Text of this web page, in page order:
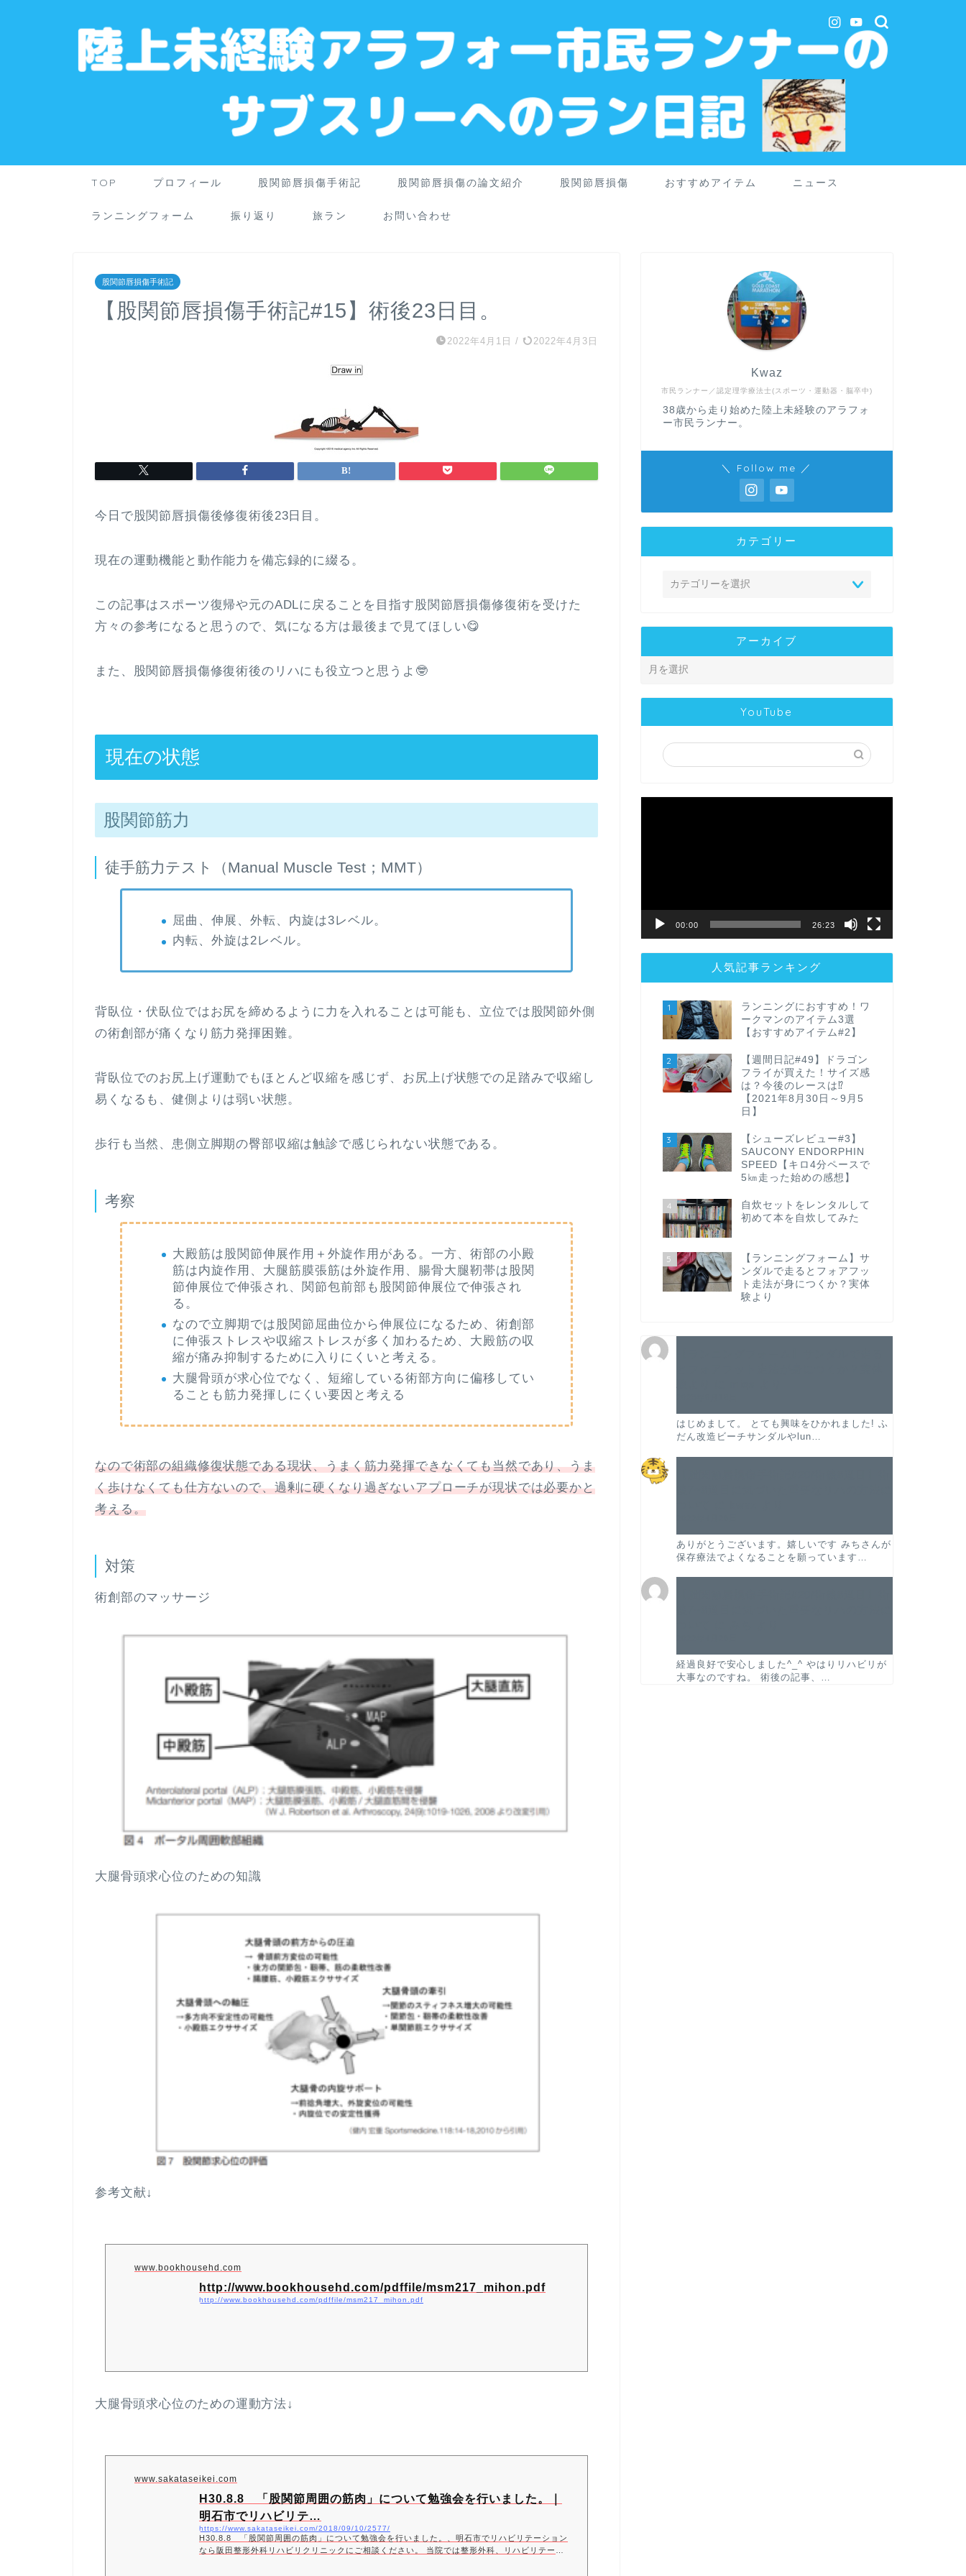
TOP プロフィール 股関節唇損傷手術記 股関節唇損傷の論文紹介 股関節唇損傷 おすすめアイテム ニュース
ランニングフォーム 振り返り 旅ラン お問い合わせ
股関節唇損傷手術記
【股関節唇損傷手術記#15】術後23日目。
2022年4月1日 / 2022年4月3日
今日で股関節唇損傷後修復術後23日目。
現在の運動機能と動作能力を備忘録的に綴る。
この記事はスポーツ復帰や元のADLに戻ることを目指す股関節唇損傷修復術を受けた
方々の参考になると思うので、気になる方は最後まで見てほしい😋
また、股関節唇損傷修復術後のリハにも役立つと思うよ🤓
現在の状態
股関節筋力
徒手筋力テスト（Manual Muscle Test；MMT）
屈曲、伸展、外転、内旋は3レベル。
内転、外旋は2レベル。
背臥位・伏臥位ではお尻を締めるように力を入れることは可能も、立位では股関節外側
の術創部が痛くなり筋力発揮困難。
背臥位でのお尻上げ運動でもほとんど収縮を感じず、お尻上げ状態での足踏みで収縮し
易くなるも、健側よりは弱い状態。
歩行も当然、患側立脚期の臀部収縮は触診で感じられない状態である。
考察
大殿筋は股関節伸展作用＋外旋作用がある。一方、術部の小殿
筋は内旋作用、大腿筋膜張筋は外旋作用、腸骨大腿靭帯は股関
節伸展位で伸張され、関節包前部も股関節伸展位で伸張され
る。
なので立脚期では股関節屈曲位から伸展位になるため、術創部
に伸張ストレスや収縮ストレスが多く加わるため、大殿筋の収
縮が痛み抑制するために入りにくいと考える。
大腿骨頭が求心位でなく、短縮している術部方向に偏移してい
ることも筋力発揮しにくい要因と考える
なので術部の組織修復状態である現状、うまく筋力発揮できなくても当然であり、うま
く歩けなくても仕方ないので、過剰に硬くなり過ぎないアプローチが現状では必要かと
考える。
対策
術創部のマッサージ
大腿骨頭求心位のための知識
参考文献↓
www.bookhousehd.com
http://www.bookhousehd.com/pdffile/msm217_mihon.pdf
http://www.bookhousehd.com/pdffile/msm217_mihon.pdf
大腿骨頭求心位のための運動方法↓
www.sakataseikei.com
H30.8.8 「股関節周囲の筋肉」について勉強会を行いました。｜
明石市でリハビリテ…
https://www.sakataseikei.com/2018/09/10/2577/
H30.8.8 「股関節周囲の筋肉」について勉強会を行いました。、明石市でリハビリテーション
なら阪田整形外科リハビリクリニックにご相談ください。 当院では整形外科、リハビリテーシ
市民ランナー／認定理学療法士(スポーツ・運動器・脳卒中)
Kwaz
38歳から走り始めた陸上未経験のアラフォ
ー市民ランナー。
＼ Follow me ／
カテゴリー
アーカイブ
YouTube
00:00 26:23
人気記事ランキング
1
ランニングにおすすめ！ワ
ークマンのアイテム3選
【おすすめアイテム#2】
2
【週間日記#49】ドラゴン
フライが買えた！サイズ感
は？今後のレースは⁉
【2021年8月30日～9月5
日】
3
【シューズレビュー#3】
SAUCONY ENDORPHIN
SPEED【キロ4分ペースで
5㎞走った始めの感想】
4
自炊セットをレンタルして
初めて本を自炊してみた
5
【ランニングフォーム】サ
ンダルで走るとフォアフッ
ト走法が身につくか？実体
験より
はじめまして。 とても興味をひかれました! ふ
だん改造ビーチサンダルやlun…
ありがとうございます。嬉しいです みちさんが
保存療法でよくなることを願っています…
経過良好で安心しました^_^ やはりリハビリが
大事なのですね。 術後の記事、…